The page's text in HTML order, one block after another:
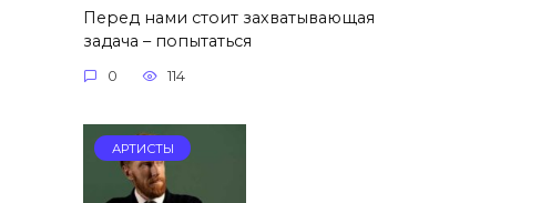
Перед нами стоит захватывающая
задача – попытаться
0 114
АРТИСТЫ